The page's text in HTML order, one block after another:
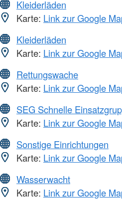
Kleiderläden
Karte: Link zur Google
Kleiderläden
Karte: Link zur Google
Rettungswache
Karte: Link zur Google
SEG Schnelle
Karte: Link zur Google
Sonstige Einrichtungen
Karte: Link zur Google
Wasserwacht
Karte: Link zur Google